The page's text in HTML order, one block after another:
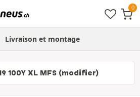
Livraison et montage
100Y XL MFS (modifier)